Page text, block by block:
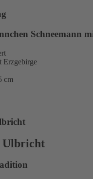
Schneemann
Erzgebirge
cm
Ulbricht